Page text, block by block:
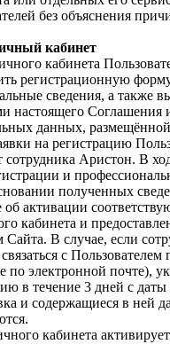
без объяснения
кабинет
кабинета
регистрационную
сведения, а также
настоящего Соглашения
данных,
на регистрацию
сотрудника Аристон. В
и
полученных
активации
кабинета и
Сайта. В случае, если
с
по электронной почте),
в течение 3 дней с
и содержащиеся в ней
кабинета